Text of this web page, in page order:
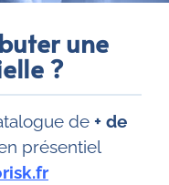
une
?
de + de
présentiel